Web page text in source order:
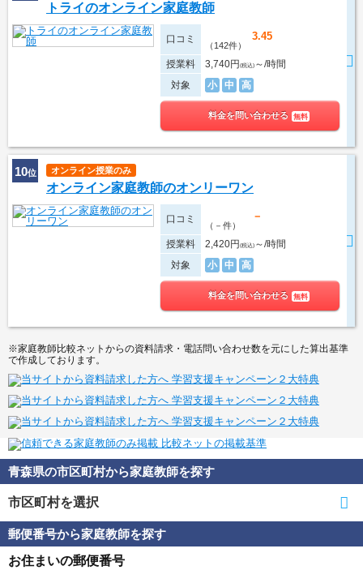
トライのオンライン家庭教師
口コミ 3.45
（142件）
授業料 3,740円(税込) ～/時間
対象
小 中 高
料金を問い合わせる 無料
10位 オンライン授業のみ
オンライン家庭教師のオンリーワン
口コミ －
（－件）
授業料 2,420円(税込) ～/時間
対象
小 中 高
料金を問い合わせる 無料
※家庭教師比較ネットからの資料請求・電話問い合わせ数を元にした算出基準
で作成しております。
青森県の市区町村から家庭教師を探す
市区町村を選択
郵便番号から家庭教師を探す
お住まいの郵便番号